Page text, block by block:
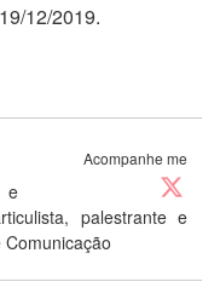
12/2019.
Acompanhe me
e
palestrante e